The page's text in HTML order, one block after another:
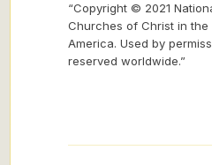
“Copyright © 2021
Churches of Christ in the
America. Used by
reserved worldwide.”